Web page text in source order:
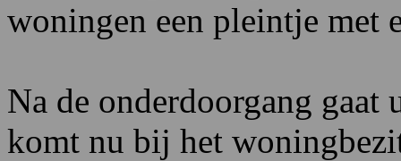
woningen een pleintje met
Na de onderdoorgang gaat
komt nu bij het